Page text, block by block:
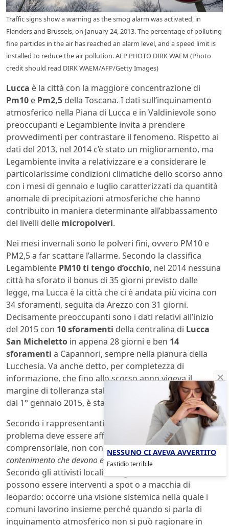
Traffic signs show a warning as the smog alarm was activated, in
Flanders and Brussels, on January 24, 2013. The percentage of polluting
fine particles in the air has reached an alarm level, and a speed limit is
installed to reduce the air pollution. AFP PHOTO DIRK WAEM (Photo
credit should read DIRK WAEM/AFP/Getty Images)
Lucca è la città con la maggiore concentrazione di
Pm10 e Pm2,5 della Toscana. I dati sull’inquinamento
atmosferico nella Piana di Lucca e in Valdinievole sono
preoccupanti e Legambiente invita a prendere
provvedimenti per contrastare il fenomeno. Rispetto ai
dati del 2013, nel 2014 c’è stato un miglioramento, ma
Legambiente invita a relativizzare e a considerare le
particolarissime condizioni climatiche dello scorso anno
con i mesi di gennaio e luglio caratterizzati da quantità
anomale di precipitazioni atmosferiche che hanno
contribuito in maniera determinante all’abbassamento
dei livelli delle micropolveri.
Nei mesi invernali sono le polveri fini, ovvero PM10 e
PM2,5 a far scattare l’allarme. Secondo la classifica
Legambiente PM10 ti tengo d’occhio, nel 2014 nessuna
città ha sforato il bonus di 35 giorni previsto dalle
legge, ma Lucca è la città che ci è andata più vicina con
34 sforamenti, seguita da Arezzo con 31 giorni.
Decisamente preoccupanti sono i dati relativi all’inizio
del 2015 con 10 sforamenti della centralina di Lucca
San Micheletto in appena 28 giorni e ben 14
sforamenti a Capannori, sempre nella pianura della
Lucchesia. Va anche detto, per completezza di
informazione, che fino allo scorso anno vigeva il
margine di tolleranza stabilito in 26 ?g/m3 che, a partire
dal 1° gennaio 2015, è stato abbassato a 25 ?g/m3.
Secondo i rappresentanti di Legambiente Valdinievole il
problema deve essere affrontato a livello
comprensoriale, non con ordinanze, ma con“politiche di
contenimento che devono essere definite con largo anticipo”.
Secondo gli attivisti locali di Legambiente non ci
possono essere interventi a spot o a macchia di
leopardo: occorre una visione sistemica nella quale i
comuni lavorino insieme perché quando si parla di
inquinamento atmosferico non si può ragionare in
NESSUNO CI AVEVA AVVERTITO
Fastidio terribile